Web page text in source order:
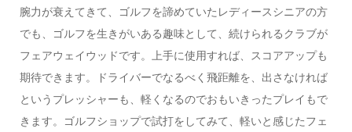
腕力が衰えてきて、ゴルフを諦めていたレディースシニアの方
でも、ゴルフを生きがいある趣味として、続けられるクラブが
フェアウェイウッドです。上手に使用すれば、スコアアップも
期待できます。ドライバーでなるべく飛距離を、出さなければ
というプレッシャーも、軽くなるのでおもいきったプレイもで
きます。ゴルフショップで試打をしてみて、軽いと感じたフェ